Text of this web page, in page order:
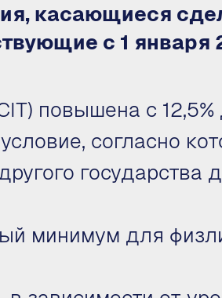
касающиеся
с 1 января
повышена с 12,5%
согласно
государства
минимум для